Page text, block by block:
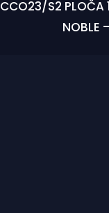
CCO23/S2 PLOČA
NOBLE